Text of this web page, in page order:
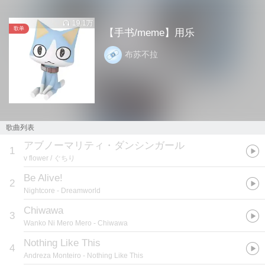
歌单
19.1万
【手书/meme】用乐
布苏不拉
歌曲列表
1 アブノーマリティ・ダンシンガール
v flower / ぐちり
2 Be Alive!
Nightcore - Dreamworld
3 Chiwawa
Wanko Ni Mero Mero - Chiwawa
4 Nothing Like This
Andreza Monteiro - Nothing Like This